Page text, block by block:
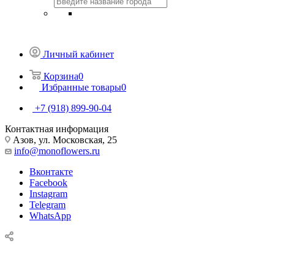
Личный кабинет
Корзина0
Избранные товары0
+7 (918) 899-90-04
Контактная информация
Азов, ул. Московская, 25
info@monoflowers.ru
Вконтакте
Facebook
Instagram
Telegram
WhatsApp